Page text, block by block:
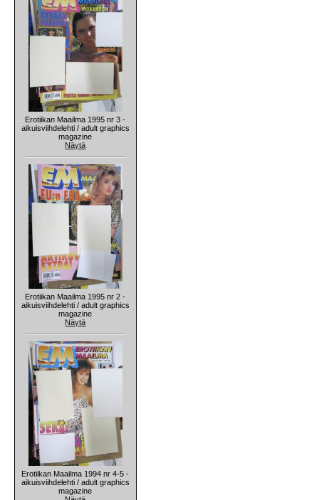
Erotiikan Maailma 1995 nr 3 -
aikuisviihdelehti / adult graphics
magazine
Näytä
Erotiikan Maailma 1995 nr 2 -
aikuisviihdelehti / adult graphics
magazine
Näytä
Erotiikan Maailma 1994 nr 4-5 -
aikuisviihdelehti / adult graphics
magazine